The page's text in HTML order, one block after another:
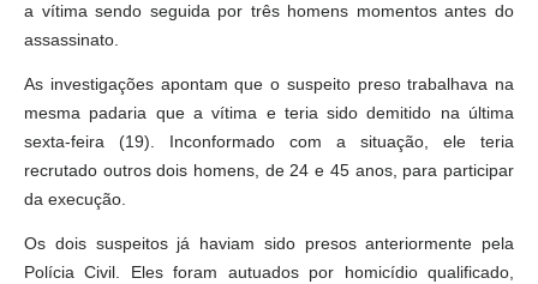
a vítima sendo seguida por três homens momentos antes do
assassinato.
As investigações apontam que o suspeito preso trabalhava na
mesma padaria que a vítima e teria sido demitido na última
sexta-feira (19). Inconformado com a situação, ele teria
recrutado outros dois homens, de 24 e 45 anos, para participar
da execução.
Os dois suspeitos já haviam sido presos anteriormente pela
Polícia Civil. Eles foram autuados por homicídio qualificado,